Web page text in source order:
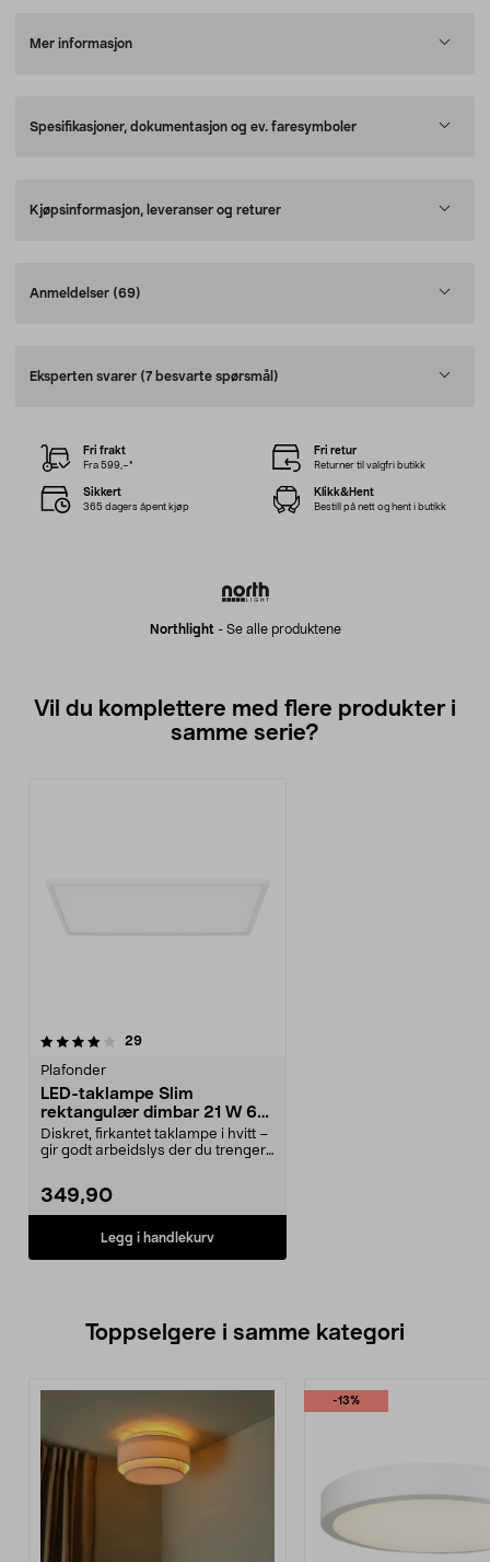
Mer informasjon
Spesifikasjoner, dokumentasjon og ev. faresymboler
Kjøpsinformasjon, leveranser og returer
Anmeldelser (69)
Eksperten svarer (7 besvarte spørsmål)
Northlight - Se alle produktene
Fri frakt
Fra 599,–*
Fri retur
Returner til valgfri butikk
Sikkert
365 dagers åpent kjøp
Klikk&Hent
Bestill på nett og hent i butikk
Vil du komplettere med flere produkter i
samme serie?
29anmeldelser
Plafonder
LED-taklampe Slim
rektangulær dimbar 21 W 60
x 29 cm
Diskret, firkantet taklampe i hvitt –
gir godt arbeidslys der du trenger
349,90
Legg i handlekurv
Toppselgere i samme kategori
-13%